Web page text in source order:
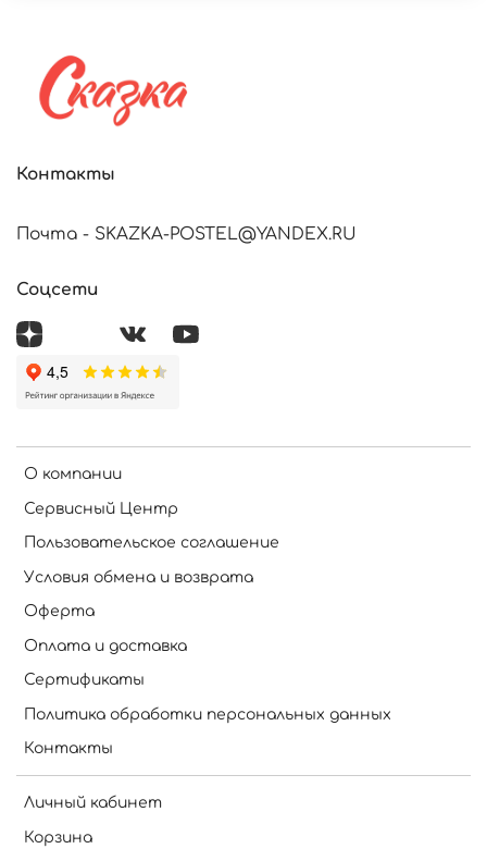
О компании
Сервисный Центр
Пользовательское соглашение
Условия обмена и возврата
Оферта
Оплата и доставка
Сертификаты
Политика обработки персональных данных
Контакты
Личный кабинет
Корзина
Контакты
Почта - SKAZKA-POSTEL@YANDEX.RU
Соцсети